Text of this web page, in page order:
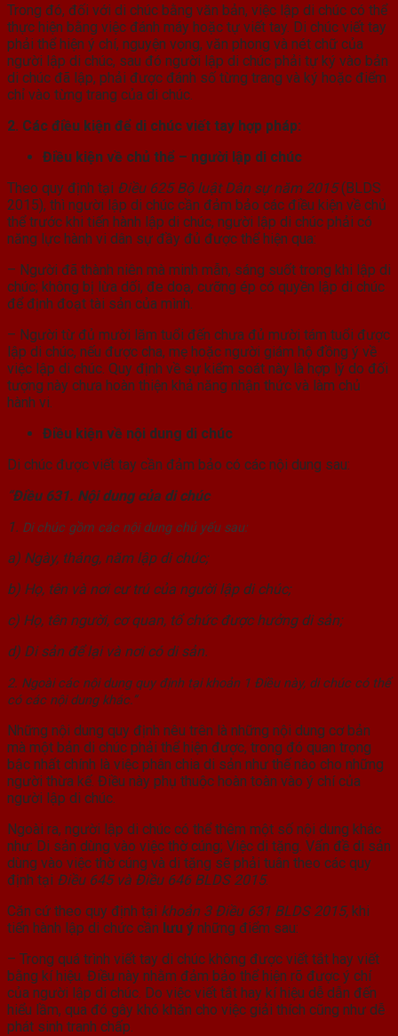
Trong đó, đối với di chúc bằng văn bản, việc lập di chúc có thể
thực hiện bằng việc đánh máy hoặc tự viết tay. Di chúc viết tay
phải thể hiện ý chí, nguyện vọng, văn phong và nét chữ của
người lập di chúc, sau đó người lập di chúc phải tự ký vào bản
di chúc đã lập, phải được đánh số từng trang và ký hoặc điểm
chỉ vào từng trang của di chúc.
2. Các điều kiện để di chúc viết tay hợp pháp:
Điều kiện về chủ thể – người lập di chúc
Theo quy định tại Điều 625 Bộ luật Dân sự năm 2015(BLDS
2015), thì người lập di chúc cần đảm bảo các điều kiện về chủ
thể trước khi tiến hành lập di chúc, người lập di chúc phải có
năng lực hành vi dân sự đầy đủ được thể hiện qua:
– Người đã thành niên mà minh mẫn, sáng suốt trong khi lập di
chúc; không bị lừa dối, đe doạ, cưỡng ép có quyền lập di chúc
để định đoạt tài sản của mình.
– Người từ đủ mười lăm tuổi đến chưa đủ mười tám tuổi được
lập di chúc, nếu được cha, mẹ hoặc người giám hộ đồng ý về
việc lập di chúc. Quy định về sự kiểm soát này là hợp lý do đối
tượng này chưa hoàn thiện khả năng nhận thức và làm chủ
hành vi.
Điều kiện về nội dung di chúc
Di chúc được viết tay cần đảm bảo có các nội dung sau:
“Điều 631. Nội dung của di chúc
1. Di chúc gồm các nội dung chủ yếu sau:
a) Ngày, tháng, năm lập di chúc;
b) Họ, tên và nơi cư trú của người lập di chúc;
c) Họ, tên người, cơ quan, tổ chức được hưởng di sản;
d) Di sản để lại và nơi có di sản.
2. Ngoài các nội dung quy định tại khoản 1 Điều này, di chúc có thể
có các nội dung khác.”
Những nội dung quy định nêu trên là những nội dung cơ bản
mà một bản di chúc phải thể hiện được, trong đó quan trọng
bậc nhất chính là việc phân chia di sản như thế nào cho những
người thừa kế. Điều này phụ thuộc hoàn toàn vào ý chí của
người lập di chúc.
Ngoài ra, người lập di chúc có thể thêm một số nội dung khác
như: Di sản dùng vào việc thờ cúng; Việc di tặng. Vấn đề di sản
dùng vào việc thờ cúng và di tặng sẽ phải tuân theo các quy
định tại Điều 645 và Điều 646 BLDS 2015.
Căn cứ theo quy định tại khoản 3 Điều 631 BLDS 2015, khi
tiến hành lập di chức cần lưu ý những điểm sau:
– Trong quá trình viết tay di chúc không được viết tắt hay viết
bằng kí hiệu. Điều này nhằm đảm bảo thể hiện rõ được ý chí
của người lập di chúc. Do việc viết tắt hay kí hiệu dễ dẫn đến
hiểu lầm, qua đó gây khó khăn cho việc giải thích cũng như dễ
phát sinh tranh chấp.